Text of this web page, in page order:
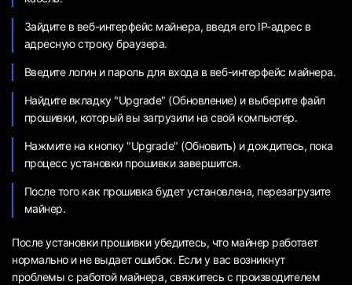
Зайдите в веб-интерфейс майнера, введя его IP-адрес в
адресную строку браузера.
Введите логин и пароль для входа в веб-интерфейс майнера.
Найдите вкладку "Upgrade" (Обновление) и выберите файл
прошивки, который вы загрузили на свой компьютер.
Нажмите на кнопку "Upgrade" (Обновить) и дождитесь, пока
процесс установки прошивки завершится.
После того как прошивка будет установлена, перезагрузите
майнер.
После установки прошивки убедитесь, что майнер работает
нормально и не выдает ошибок. Если у вас возникнут
проблемы с работой майнера, свяжитесь с производителем